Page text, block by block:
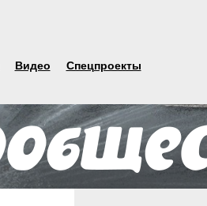
Видео Спецпроекты